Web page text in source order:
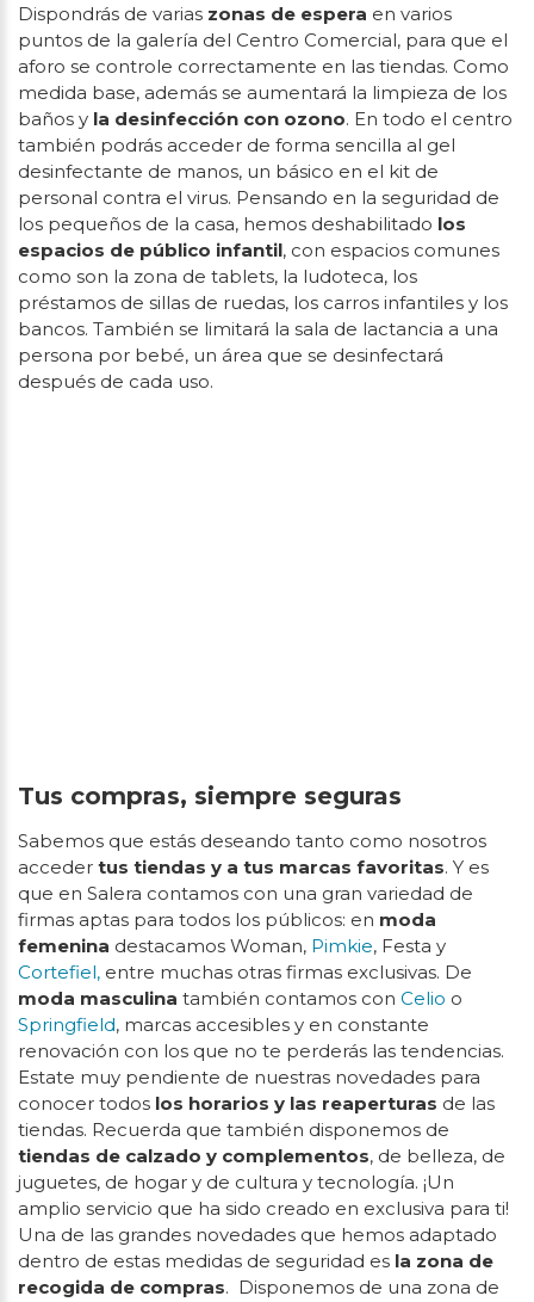
Dispondrás de varias zonas de espera en varios
puntos de la galería del Centro Comercial, para que el
aforo se controle correctamente en las tiendas. Como
medida base, además se aumentará la limpieza de los
baños y la desinfección con ozono. En todo el centro
también podrás acceder de forma sencilla al gel
desinfectante de manos, un básico en el kit de
personal contra el virus. Pensando en la seguridad de
los pequeños de la casa, hemos deshabilitado los
espacios de público infantil, con espacios comunes
como son la zona de tablets, la ludoteca, los
préstamos de sillas de ruedas, los carros infantiles y los
bancos. También se limitará la sala de lactancia a una
persona por bebé, un área que se desinfectará
después de cada uso.
Tus compras, siempre seguras
Sabemos que estás deseando tanto como nosotros
acceder tus tiendas y a tus marcas favoritas. Y es
que en Salera contamos con una gran variedad de
firmas aptas para todos los públicos: en moda
femenina destacamos Woman, Pimkie, Festa y
Cortefiel, entre muchas otras firmas exclusivas. De
moda masculina también contamos con Celio o
Springfield, marcas accesibles y en constante
renovación con los que no te perderás las tendencias.
Estate muy pendiente de nuestras novedades para
conocer todos los horarios y las reaperturas de las
tiendas. Recuerda que también disponemos de
tiendas de calzado y complementos, de belleza, de
juguetes, de hogar y de cultura y tecnología. ¡Un
amplio servicio que ha sido creado en exclusiva para ti!
Una de las grandes novedades que hemos adaptado
dentro de estas medidas de seguridad es la zona de
recogida de compras. Disponemos de una zona de